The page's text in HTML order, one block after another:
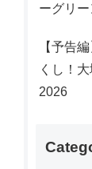
ーグリー
【予告
くし！
2026